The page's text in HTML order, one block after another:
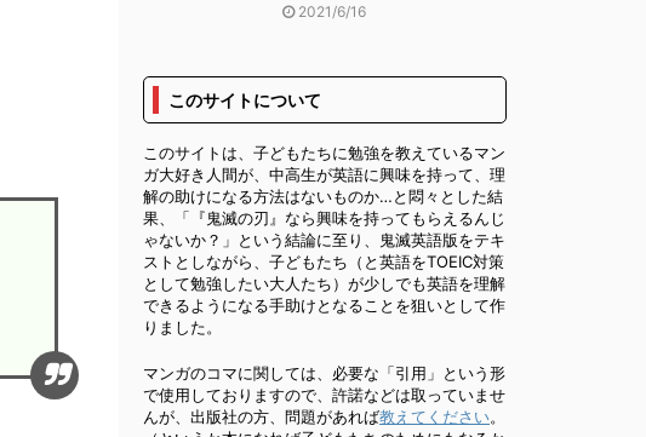
2021/6/16
このサイトについて
このサイトは、子どもたちに勉強を教えているマン
ガ大好き人間が、中高生が英語に興味を持って、理
解の助けになる方法はないものか…と悶々とした結
果、「『鬼滅の刃』なら興味を持ってもらえるんじ
ゃないか？」という結論に至り、鬼滅英語版をテキ
ストとしながら、子どもたち（と英語をTOEIC対策
として勉強したい大人たち）が少しでも英語を理解
できるようになる手助けとなることを狙いとして作
りました。
マンガのコマに関しては、必要な「引用」という形
で使用しておりますので、許諾などは取っていませ
んが、出版社の方、問題があれば教えてください。